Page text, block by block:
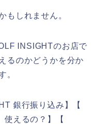
もしれません。
INSIGHTのお店で
るのかどうかを分か
。
銀行振り込み】【
えるの？】【